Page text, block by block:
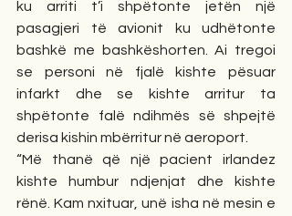
ku arriti t’i shpëtonte jetën një
pasagjeri të avionit ku udhëtonte
bashkë me bashkëshorten. Ai tregoi
se personi në fjalë kishte pësuar
infarkt dhe se kishte arritur ta
shpëtonte falë ndihmës së shpejtë
derisa kishin mbërritur në aeroport.
“Më thanë që një pacient irlandez
kishte humbur ndjenjat dhe kishte
rënë. Kam nxituar, unë isha në mesin e